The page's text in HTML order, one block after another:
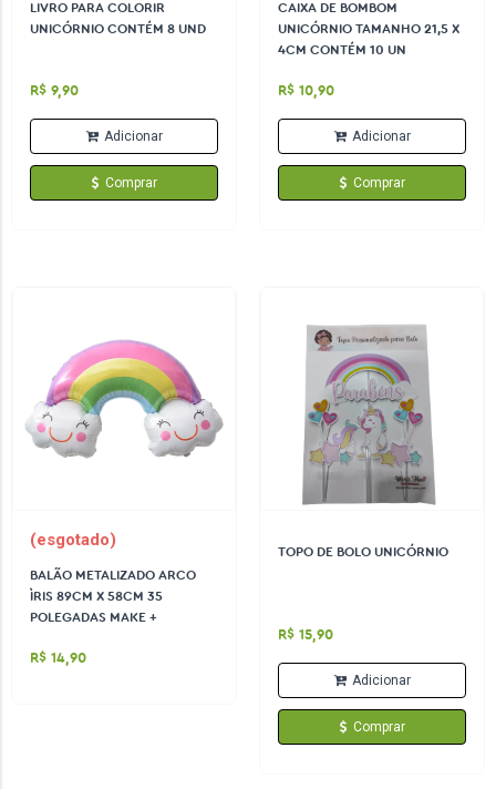
LIVRO PARA COLORIR
UNICÓRNIO CONTÉM 8 UND
R$ 9,90
Adicionar
Comprar
CAIXA DE BOMBOM
UNICÓRNIO TAMANHO 21,5 X
4CM CONTÉM 10 UN
R$ 10,90
Adicionar
Comprar
(esgotado)
BALÃO METALIZADO ARCO
ÌRIS 89CM X 58CM 35
POLEGADAS MAKE +
R$ 14,90
TOPO DE BOLO UNICÓRNIO
R$ 15,90
Adicionar
Comprar